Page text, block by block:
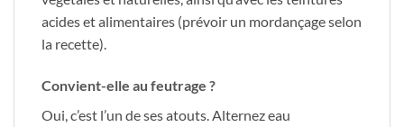
acides et alimentaires (prévoir un mordançage selon
la recette).
Convient-elle au feutrage ?
Oui, c’est l’un de ses atouts. Alternez eau